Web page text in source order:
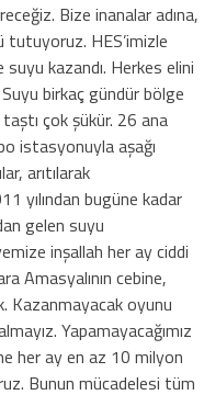
Bize inanalar adına,
tutuyoruz. HES’imizle
kazandı. Herkes elini
birkaç gündür bölge
çok şükür. 26 ana
istasyonuyla aşağı
arıtılarak
yılından bugüne kadar
gelen suyu
inşallah her ay ciddi
Amasyalının cebine,
Kazanmayacak oyunu
Yapamayacağımız
her ay en az 10 milyon
Bunun mücadelesi tüm